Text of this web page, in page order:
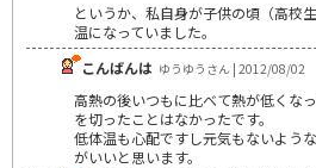
というか、私自身が子供の頃（高校
温になっていました。
こんばんは ゆうゆうさん | 2012/08/02
高熱の後いつもに比べて熱が低くな
を切ったことはなかったです。
低体温も心配ですし元気もないよう
がいいと思います。